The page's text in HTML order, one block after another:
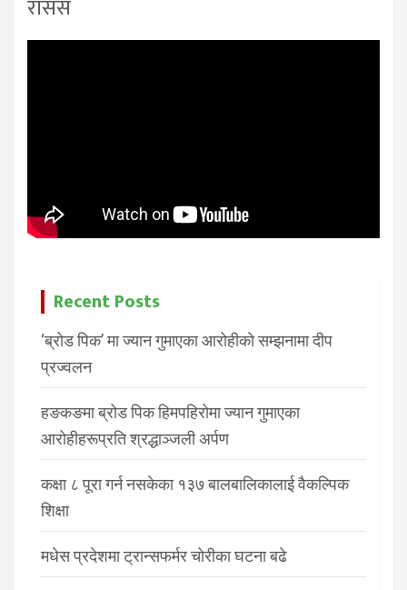
रासस
Recent Posts
‘ब्रोड पिक’ मा ज्यान गुमाएका आरोहीको सम्झनामा दीप
प्रज्वलन
हङकङमा ब्रोड पिक हिमपहिरोमा ज्यान गुमाएका
आरोहीहरूप्रति श्रद्धाञ्जली अर्पण
कक्षा ८ पूरा गर्न नसकेका १३७ बालबालिकालाई वैकल्पिक
शिक्षा
मधेस प्रदेशमा ट्रान्सफर्मर चोरीका घटना बढे